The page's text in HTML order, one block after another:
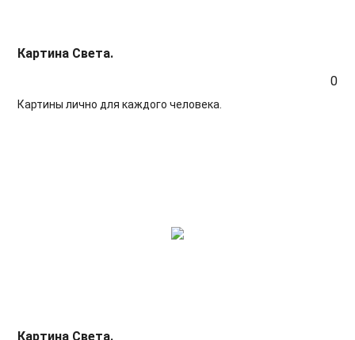
Картина Света.
0
Картины лично для каждого человека.
Картина Света.